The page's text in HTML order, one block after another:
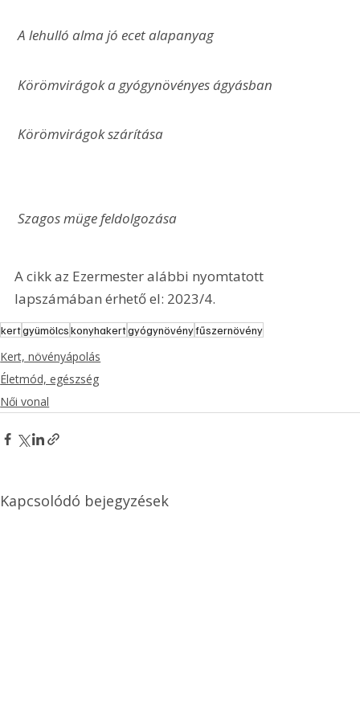
A lehulló alma jó ecet alapanyag
Körömvirágok a gyógynövényes ágyásban
Körömvirágok szárítása
Szagos müge feldolgozása
A cikk az Ezermester alábbi nyomtatott
lapszámában érhető el: 2023/4.
kertgyümölcskonyhakertgyógynövényfűszernövény
Kert, növényápolás
Életmód, egészség
Női vonal
Kapcsolódó bejegyzések